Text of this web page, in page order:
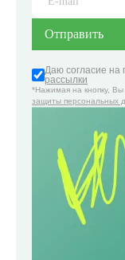
Даю согласие на
рассылки
*Нажимая на кнопку, Вы
защиты